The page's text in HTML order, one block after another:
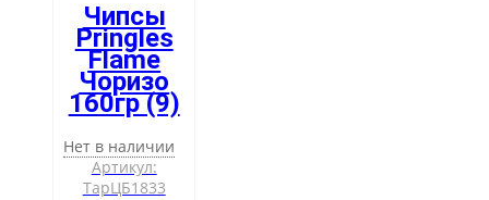
Чипсы
Pringles
Flame
Чоризо
160гр (9)
Нет в наличии
Артикул:
ТарЦБ1833